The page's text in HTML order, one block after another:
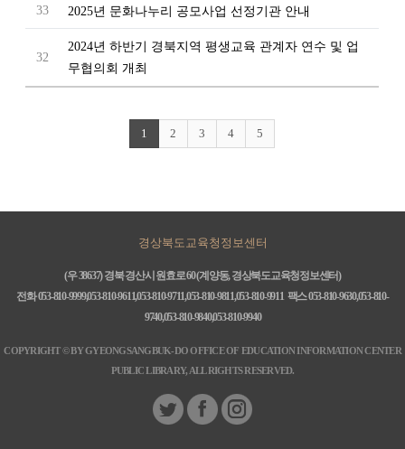
33 2025년 문화나누리 공모사업 선정기관 안내
32
2024년 하반기 경북지역 평생교육 관계자 연수 및 업
무협의회 개최
1 2 3 4 5
경상북도교육청정보센터
(우 38637) 경북 경산시 원효로 60 (계양동, 경상북도교육청정보센터)
전화 053-810-9999,053-810-9611,053-810-9711,053-810-9811,053-810-9911 팩스 053-810-9630,053-810-
9740,053-810-9840,053-810-9940
COPYRIGHT © BY GYEONGSANGBUK-DO OFFICE OF EDUCATION INFORMATION CENTER
PUBLIC LIBRARY, ALL RIGHTS RESERVED.